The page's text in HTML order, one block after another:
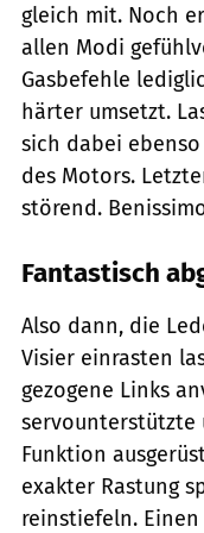
gleich mit. Noch
allen Modi
Gasbefehle
härter umsetzt.
sich dabei
des Motors.
störend.
Fantastisch
Also dann, die
Visier einrasten
gezogene Links
Funktion
exakter Rastung
reinstiefeln.